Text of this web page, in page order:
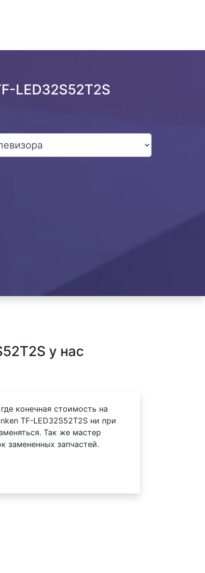
LED32S52T2S
у нас
конечная стоимость на
TF-LED32S52T2S ни при
Так же мастер
замененных запчастей.